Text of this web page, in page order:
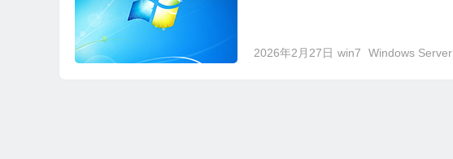
2026年2月27日 win7 Windows Server